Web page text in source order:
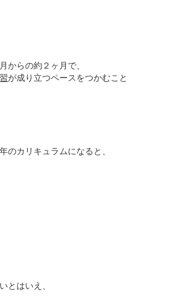
からの約２ヶ月で、
が成り立つペースをつかむこと
のカリキュラムになると、
とはいえ、